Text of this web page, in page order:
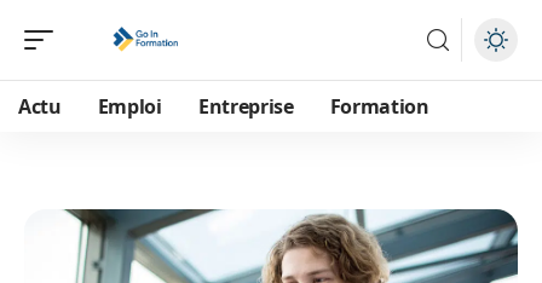
Actu Emploi Entreprise Formation